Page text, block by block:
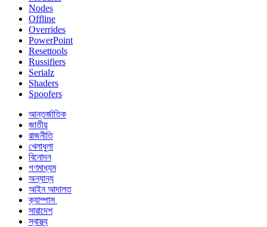
Nodes
Offline
Overrides
PowerPoint
Resettools
Russifiers
Serialz
Shaders
Spoofers
আন্তর্জাতিক
জাতীয়
রাজনীতি
খেলাধুলা
বিনোদন
গণমাধ্যম
অন্যান্য
আইন আদালত
ক্যাম্পাস
সারাদেশ
স্বাস্থ্য